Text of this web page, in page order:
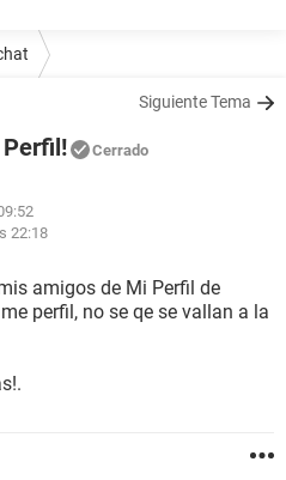
Siguiente Tema
Cerrado
22:18
amigos de Mi Perfil de
perfil, no se qe se vallan a la